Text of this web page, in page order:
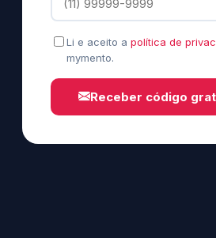
Li e aceito a política de
mymento.
Receber código